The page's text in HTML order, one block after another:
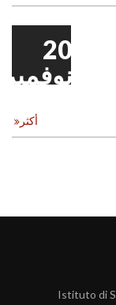
20
نوفمبر
أكثر
Istituto di